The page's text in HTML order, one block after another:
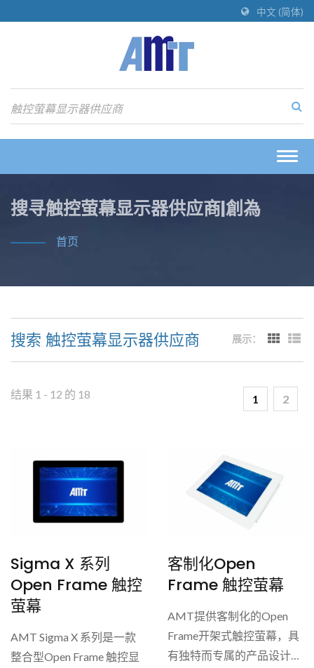
中文 (简体)
搜寻触控萤幕显示器供应商|創為
首页
搜索 触控萤幕显示器供应商 展示：
结果 1 - 12 的 18 1 2
Sigma X 系列
Open Frame 触控
萤幕
AMT Sigma X 系列是一款
整合型Open Frame 触控显
客制化Open
Frame 触控萤幕
AMT提供客制化的Open
Frame开架式触控萤幕，具
有独特而专属的产品设计和